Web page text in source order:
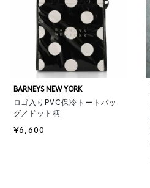
BARNEYS NEW YORK
ロゴ入りPVC保冷トートバッ
グ／ドット柄
¥6,600